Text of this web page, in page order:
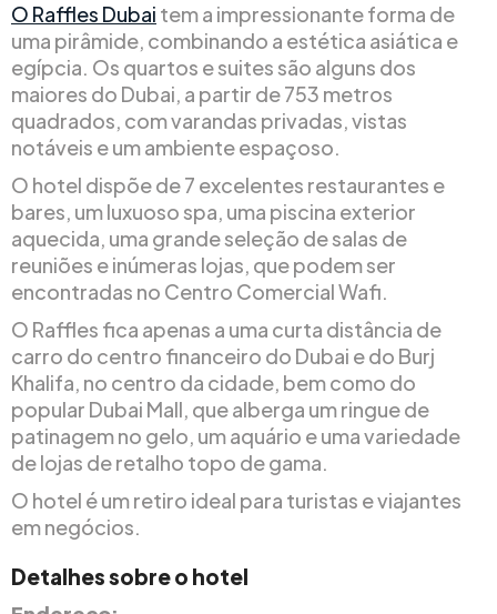
O Raffles Dubai tem a impressionante forma de
uma pirâmide, combinando a estética asiática e
egípcia. Os quartos e suites são alguns dos
maiores do Dubai, a partir de 753 metros
quadrados, com varandas privadas, vistas
notáveis e um ambiente espaçoso.
O hotel dispõe de 7 excelentes restaurantes e
bares, um luxuoso spa, uma piscina exterior
aquecida, uma grande seleção de salas de
reuniões e inúmeras lojas, que podem ser
encontradas no Centro Comercial Wafi.
O Raffles fica apenas a uma curta distância de
carro do centro financeiro do Dubai e do Burj
Khalifa, no centro da cidade, bem como do
popular Dubai Mall, que alberga um ringue de
patinagem no gelo, um aquário e uma variedade
de lojas de retalho topo de gama.
O hotel é um retiro ideal para turistas e viajantes
em negócios.
Detalhes sobre o hotel